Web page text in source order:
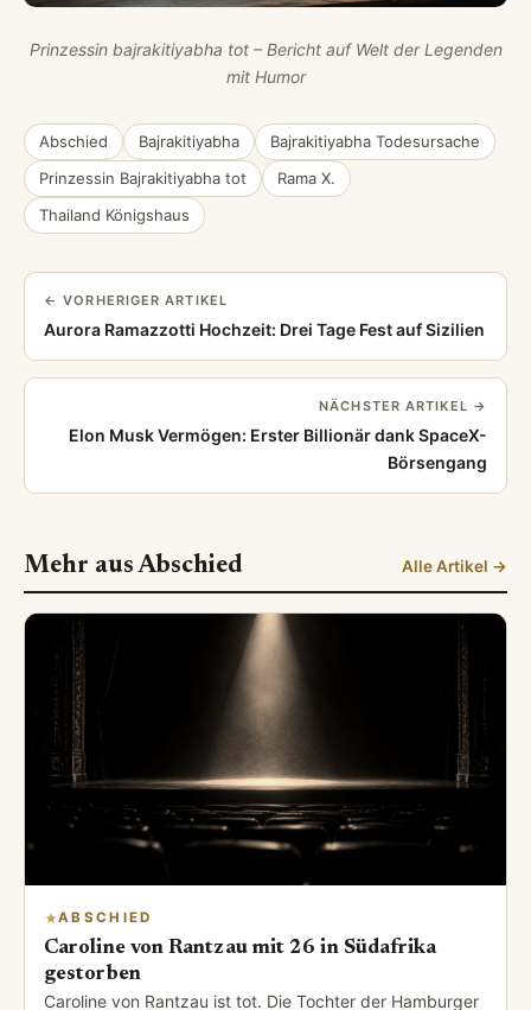
Prinzessin bajrakitiyabha tot – Bericht auf Welt der Legenden
mit Humor
Abschied Bajrakitiyabha
Bajrakitiyabha Todesursache
Prinzessin Bajrakitiyabha tot
Rama X.
Thailand Königshaus
← VORHERIGER ARTIKEL
Aurora Ramazzotti Hochzeit: Drei Tage Fest auf Sizilien
NÄCHSTER ARTIKEL →
Elon Musk Vermögen: Erster Billionär dank SpaceX-
Börsengang
Mehr aus Abschied Alle Artikel →
ABSCHIED
Caroline von Rantzau mit 26 in Südafrika
gestorben
Caroline von Rantzau ist tot. Die Tochter der Hamburger